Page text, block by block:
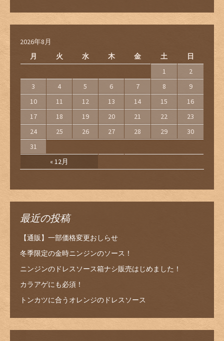
2026年8月
月
火 水 木 金 土 日
« 12月
1
2
3
4 5 6 7 8
9
10
11 12 13 14 15
16
17
18 19 20 21 22
23
24
25 26 27 28 29
30
31
最近の投稿
【通販】一部価格変更おしらせ
冬季限定の金時ニンジンのソース！
ニンジンのドレスソース箱ナシ販売はじめました！
カラアゲにも必須！
トンカツに合うオレンジのドレスソース